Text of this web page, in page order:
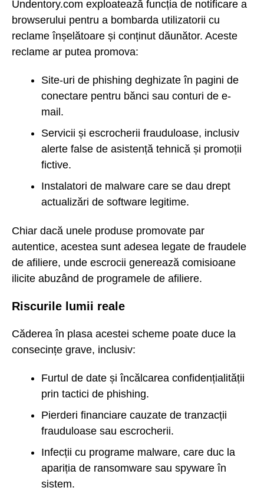
Undentory.com exploatează funcția de notificare a
browserului pentru a bombarda utilizatorii cu
reclame înșelătoare și conținut dăunător. Aceste
reclame ar putea promova:
Site-uri de phishing deghizate în pagini de
conectare pentru bănci sau conturi de e-
mail.
Servicii și escrocherii frauduloase, inclusiv
alerte false de asistență tehnică și promoții
fictive.
Instalatori de malware care se dau drept
actualizări de software legitime.
Chiar dacă unele produse promovate par
autentice, acestea sunt adesea legate de fraudele
de afiliere, unde escrocii generează comisioane
ilicite abuzând de programele de afiliere.
Riscurile lumii reale
Căderea în plasa acestei scheme poate duce la
consecințe grave, inclusiv:
Furtul de date și încălcarea confidențialității
prin tactici de phishing.
Pierderi financiare cauzate de tranzacții
frauduloase sau escrocherii.
Infecții cu programe malware, care duc la
apariția de ransomware sau spyware în
sistem.